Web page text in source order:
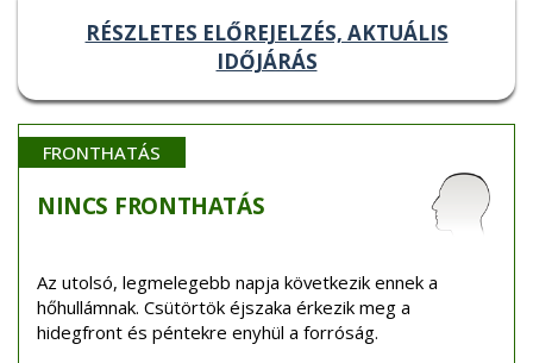
RÉSZLETES ELŐREJELZÉS, AKTUÁLIS
IDŐJÁRÁS
FRONTHATÁS
NINCS FRONTHATÁS
Az utolsó, legmelegebb napja következik ennek a
hőhullámnak. Csütörtök éjszaka érkezik meg a
hidegfront és péntekre enyhül a forróság.